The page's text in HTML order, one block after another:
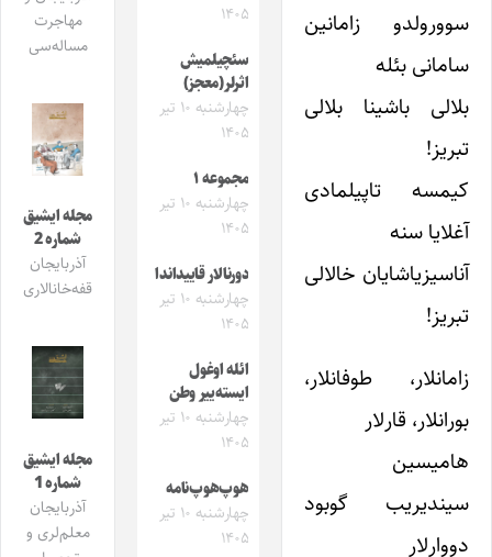
سوورولدو زامانین
سامانی بئله
بلالی باشینا بلالی
تبریز!
کیمسه تاپیلمادی
آغلایا سنه
آناسیزیاشایان خالالی
تبریز!
زامانلار، طوفانلار،
بورانلار، قارلار
هامیسین
سیندیریب گوبود
دووارلار
۱۴۰۵
سئچیلمیش
اثرلر(معجز)
چهارشنبه ۱۰ تیر
۱۴۰۵
مجموعه ۱
چهارشنبه ۱۰ تیر
۱۴۰۵
دورنالار قاییداندا
چهارشنبه ۱۰ تیر
۱۴۰۵
ائله اوغول
ایسته‌ییر وطن
چهارشنبه ۱۰ تیر
۱۴۰۵
هوپ‌هوپ‌نامه
چهارشنبه ۱۰ تیر
۱۴۰۵
مهاجرت
مساله‌سی
مجله ایشیق
شماره 2
آذربایجان
قفه‌خانالاری
مجله ایشیق
شماره 1
آذربایجان
معلم‌لری و